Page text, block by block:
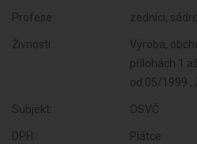
Profese: zedníci,
Živnosti:
Výroba,
přílohách 1
od 05/1999 ,
Subjekt: OSVČ
DPH: Plátce